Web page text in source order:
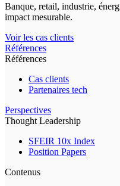
Banque, retail, industrie,
impact mesurable.
Voir les cas clients
Références
Références
Cas clients
Partenaires tech
Perspectives
Thought Leadership
SFEIR 10x Index
Position Papers
Contenus